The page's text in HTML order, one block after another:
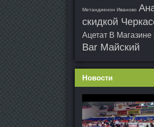
Метандиенон Иваново
скидкой
Ацетат В Магазине
Bar Майский
Новости